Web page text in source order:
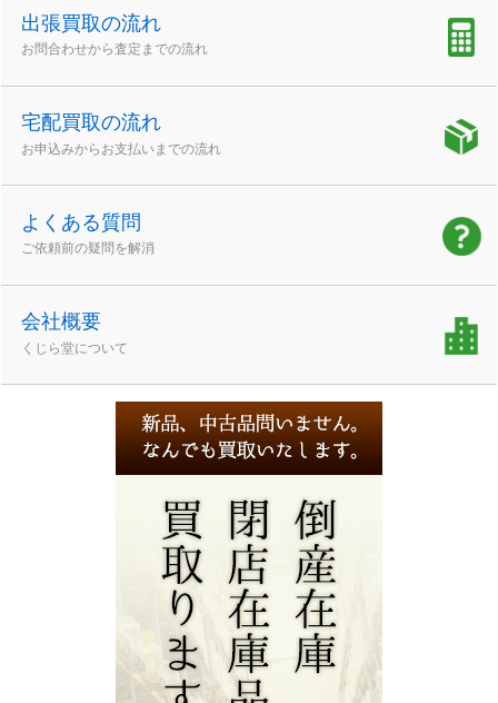
出張買取の流れ
お問合わせから査定までの流れ
宅配買取の流れ
お申込みからお支払いまでの流れ
よくある質問
ご依頼前の疑問を解消
会社概要
くじら堂について